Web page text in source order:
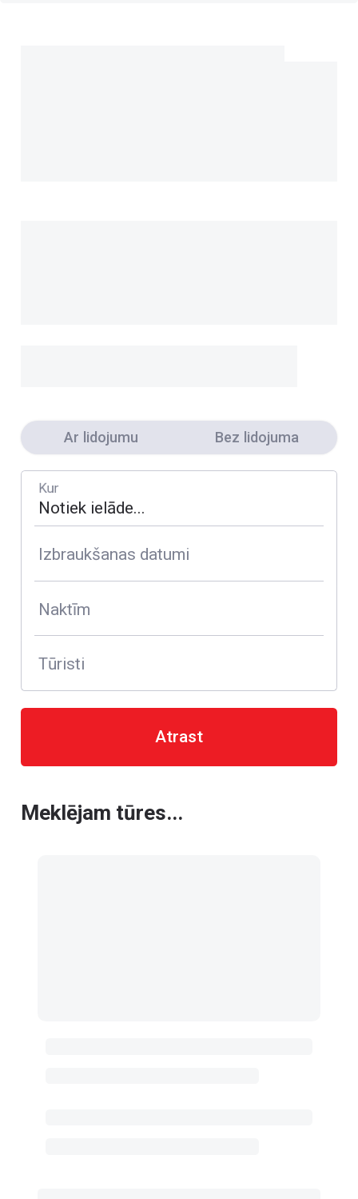
Ar lidojumu Bez lidojuma
Kur
Izbraukšanas datumi
Naktīm
Tūristi
Atrast
Meklējam tūres...